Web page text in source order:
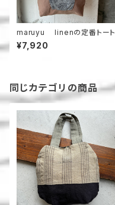
maruyu linenの定番トート
¥7,920
同じカテゴリの商品